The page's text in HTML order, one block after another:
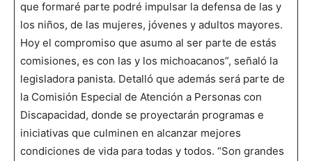
que formaré parte podré impulsar la defensa de las y
los niños, de las mujeres, jóvenes y adultos mayores.
Hoy el compromiso que asumo al ser parte de estás
comisiones, es con las y los michoacanos”, señaló la
legisladora panista. Detalló que además será parte de
la Comisión Especial de Atención a Personas con
Discapacidad, donde se proyectarán programas e
iniciativas que culminen en alcanzar mejores
condiciones de vida para todas y todos. “Son grandes